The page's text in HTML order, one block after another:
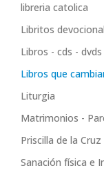
libreria catolica
Libritos
Libros - cds -
Libros que
Liturgia
Matrimonios -
Priscilla de la Cruz
Sanación física e